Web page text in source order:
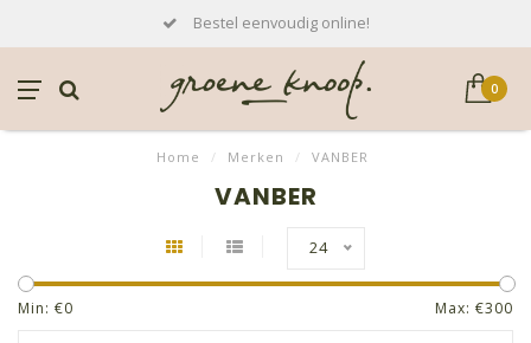
Bestel eenvoudig online!
0
Home / Merken / VANBER
VANBER
24
Min: €0 Max: €300